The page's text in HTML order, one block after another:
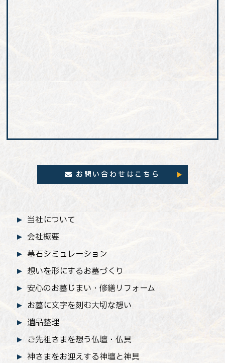
お問い合わせはこちら
当社について
会社概要
墓石シミュレーション
想いを形にするお墓づくり
安心のお墓じまい ・修繕リフォーム
お墓に文字を刻む大切な想い
遺品整理
ご先祖さまを想う仏壇・仏具
神さまをお迎えする神壇と神具